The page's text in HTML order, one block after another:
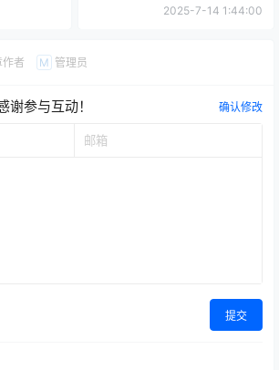
2025-7-14 1:44:00
者 M 管理员
谢参与互动！ 确认修改
提交